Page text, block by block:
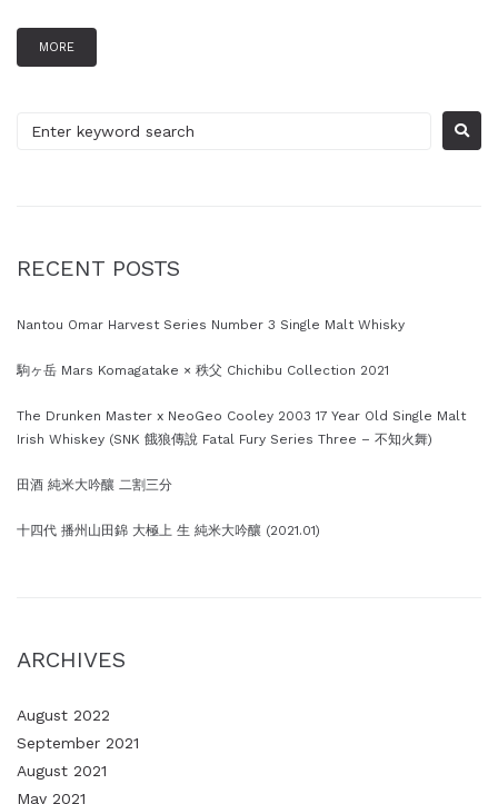
MORE
RECENT POSTS
Nantou Omar Harvest Series Number 3 Single Malt Whisky
駒ヶ岳 Mars Komagatake × 秩父 Chichibu Collection 2021
The Drunken Master x NeoGeo Cooley 2003 17 Year Old Single Malt
Irish Whiskey (SNK 餓狼傳說 Fatal Fury Series Three – 不知火舞)
田酒 純米大吟釀 二割三分
十四代 播州山田錦 大極上 生 純米大吟釀 (2021.01)
ARCHIVES
August 2022
September 2021
August 2021
May 2021